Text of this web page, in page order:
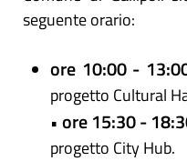
seguente orario:
ore 10:00 -
progetto Cultural
•ore 15:30 -
progetto City Hub.